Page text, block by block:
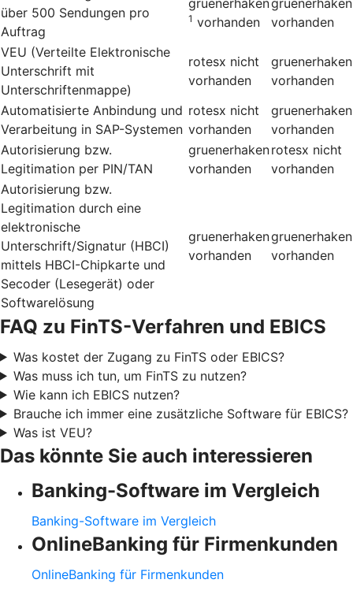
über 500 Sendungen pro
Auftrag
1 vorhanden
vorhanden
VEU (Verteilte Elektronische
Unterschrift mit
Unterschriftenmappe)
rotesx nicht
vorhanden
gruenerhaken
vorhanden
Automatisierte Anbindung und
Verarbeitung in SAP-Systemen
rotesx nicht
vorhanden
gruenerhaken
vorhanden
Autorisierung bzw.
Legitimation per PIN/TAN
gruenerhaken
vorhanden
rotesx nicht
vorhanden
Autorisierung bzw.
Legitimation durch eine
elektronische
Unterschrift/Signatur (HBCI)
mittels HBCI-Chipkarte und
Secoder (Lesegerät) oder
Softwarelösung
gruenerhaken
vorhanden
gruenerhaken
vorhanden
FAQ zu FinTS-Verfahren und EBICS
Was kostet der Zugang zu FinTS oder EBICS?
Was muss ich tun, um FinTS zu nutzen?
Wie kann ich EBICS nutzen?
Brauche ich immer eine zusätzliche Software für EBICS?
Was ist VEU?
Das könnte Sie auch interessieren
Banking-Software im Vergleich
Banking-Software im Vergleich
OnlineBanking für Firmenkunden
OnlineBanking für Firmenkunden